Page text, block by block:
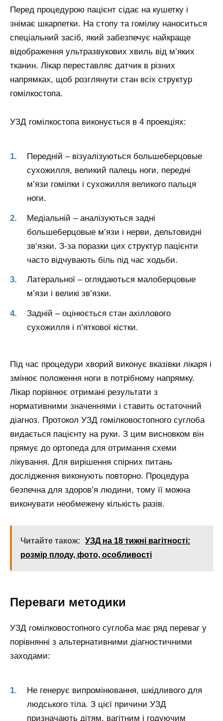
Перед процедурою пацієнт сідає на кушетку і
знімає шкарпетки. На стопу та гомілку наноситься
спеціальний засіб, який забезпечує найкраще
відображення ультразвукових хвиль від м’яких
тканин. Лікар переставляє датчик в різних
напрямках, щоб розглянути стан всіх структур
гомілкостопа.
УЗД гомілкостопа виконується в 4 проекціях:
Передній – візуалізуються большеберцовые
сухожилля, великий палець ноги, передні
м’язи гомілки і сухожилля великого пальця
ноги.
Медіальній – аналізуються задні
большеберцовые м’язи і нерви, дельтовидні
зв’язки. З-за поразки цих структур пацієнти
часто відчувають біль під час ходьби.
Латеральної – оглядаються малоберцовые
м’язи і великі зв’язки.
Задній – оцінюється стан ахіллового
сухожилля і п’яткової кістки.
Під час процедури хворий виконує вказівки лікаря і
змінює положення ноги в потрібному напрямку.
Лікар порівнює отримані результати з
нормативними значеннями і ставить остаточний
діагноз. Протокол УЗД гомілковостопного суглоба
видається пацієнту на руки. З цим висновком він
прямує до ортопеда для отримання схеми
лікування. Для вирішення спірних питань
дослідження виконують повторно. Процедура
безпечна для здоров’я людини, тому її можна
виконувати необмежену кількість разів.
Читайте також:
УЗД на 18 тижні вагітності:
розмір плоду, фото, особливості
Переваги методики
УЗД гомілковостопного суглоба має ряд переваг у
порівнянні з альтернативними діагностичними
заходами:
Не генерує випромінювання, шкідливого для
людського тіла. З цієї причини УЗД
призначають дітям, вагітним і годуючим